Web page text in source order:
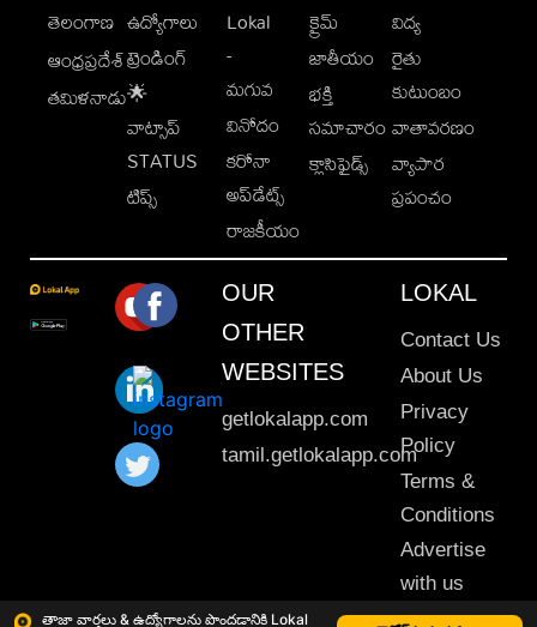
తాజా వార్తలు & ఉద్యోగాలను పొందడానికి Lokal
తెలంగాణ
ఆంధ్రప్రదేశ్
తమిళనాడు
ఉద్యోగాలు
ట్రెండింగ్
🌟
వాట్సాప్
STATUS
టిప్స్
Lokal
-
మగువ
వినోదం
కరోనా
అప్‌డేట్స్
రాజకీయం
క్రైమ్
జాతీయం
భక్తి
సమాచారం
క్లాసిఫైడ్స్
విద్య
రైతు
కుటుంబం
వాతావరణం
వ్యాపార
ప్రపంచం
OUR
OTHER
WEBSITES
getlokalapp.com
tamil.getlokalapp.com
LOKAL
Contact Us
About Us
Privacy
Policy
Terms &
Conditions
Advertise
with us
Sitemap